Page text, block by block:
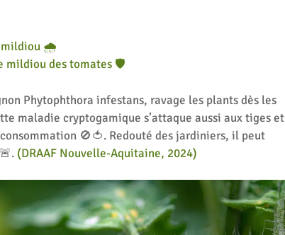
mildiou 🌧️
mildiou des tomates 🛡️
Phytophthora infestans, ravage les plants dès les
maladie cryptogamique s’attaque aussi aux tiges et
🚫🍅. Redouté des jardiniers, il peut
(DRAAF Nouvelle-Aquitaine, 2024)